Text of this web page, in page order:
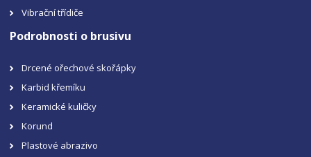
Vibrační třídiče
Podrobnosti o brusivu
Drcené ořechové skořápky
Karbid křemíku
Keramické kuličky
Korund
Plastové abrazivo